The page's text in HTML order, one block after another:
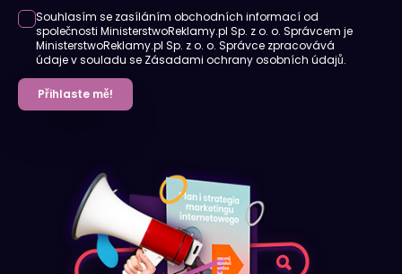
Souhlasím se zasíláním obchodních informací od
společnosti MinisterstwoReklamy.pl Sp. z o. o. Správcem je
MinisterstwoReklamy.pl Sp. z o. o. Správce zpracovává
údaje v souladu se Zásadami ochrany osobních údajů.
Přihlaste mě!